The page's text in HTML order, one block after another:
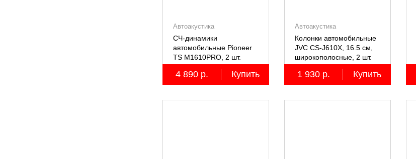
Автоакустика
СЧ-динамики
автомобильные Pioneer
TS M1610PRO, 2 шт.
4 890 р. Купить
Автоакустика
Колонки автомобильные
JVC CS-J610X, 16.5 см,
широкополосные, 2 шт.
1 930 р. Купить